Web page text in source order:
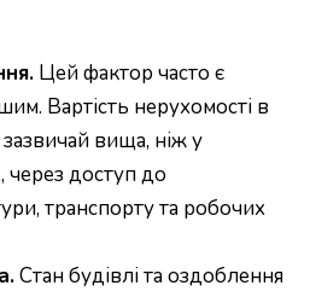
Цей фактор часто є
Вартість нерухомості в
зазвичай вища, ніж у
через доступ до
транспорту та робочих
Стан будівлі та оздоблення